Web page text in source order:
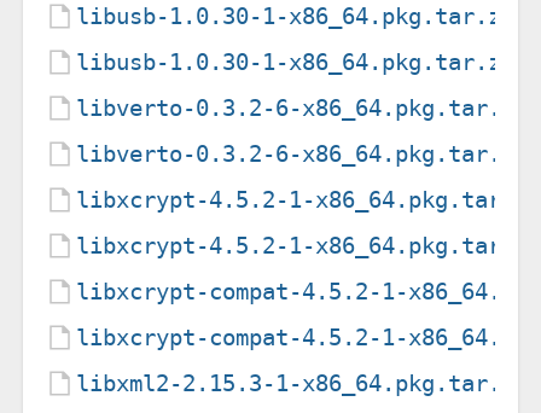
libusb-1.0.30-1-x86_64.pkg.tar.zst
libusb-1.0.30-1-
libverto-0.3.2-6-x86_64.pkg.tar.zst
libverto-0.3.2-6-
libxcrypt-4.5.2-1-
libxcrypt-4.5.2-1-
libxcrypt-compat-4.5.2-1-
libxcrypt-compat-4.5.2-1-
libxml2-2.15.3-1-x86_64.pkg.tar.zst